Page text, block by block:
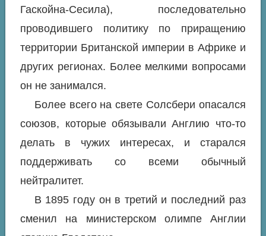
Гаскойна-Сесила), последовательно
проводившего политику по приращению
территории Британской империи в Африке и
других регионах. Более мелкими вопросами
он не занимался.
Более всего на свете Солсбери опасался
союзов, которые обязывали Англию что-то
делать в чужих интересах, и старался
поддерживать со всеми обычный
нейтралитет.
В 1895 году он в третий и последний раз
сменил на министерском олимпе Англии